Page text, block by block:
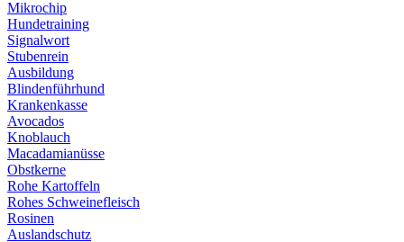
Mikrochip
Hundetraining
Signalwort
Stubenrein
Ausbildung
Blindenführhund
Krankenkasse
Avocados
Knoblauch
Macadamianüsse
Obstkerne
Rohe Kartoffeln
Rohes Schweinefleisch
Rosinen
Auslandschutz